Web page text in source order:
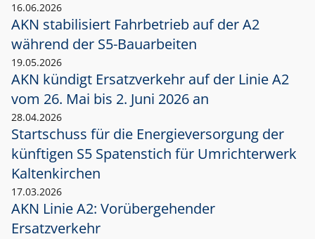
16.06.2026
AKN stabilisiert Fahrbetrieb auf der A2
während der S5-Bauarbeiten
19.05.2026
AKN kündigt Ersatzverkehr auf der Linie A2
vom 26. Mai bis 2. Juni 2026 an
28.04.2026
Startschuss für die Energieversorgung der
künftigen S5 Spatenstich für Umrichterwerk
Kaltenkirchen
17.03.2026
AKN Linie A2: Vorübergehender
Ersatzverkehr